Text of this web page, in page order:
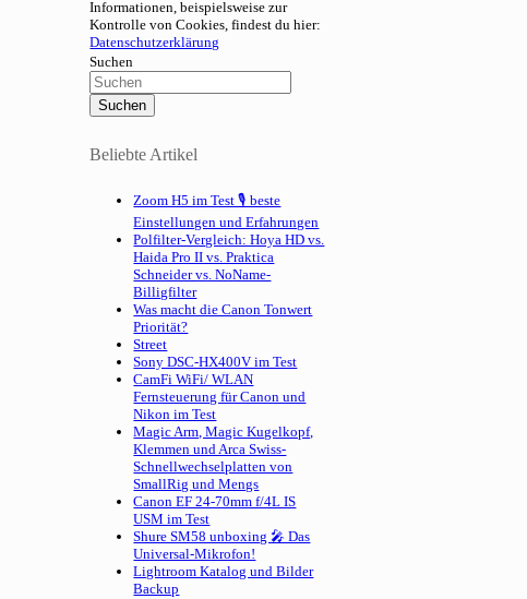
Informationen, beispielsweise zur
Kontrolle von Cookies, findest du hier:
Datenschutzerklärung
Suchen
Beliebte Artikel
Zoom H5 im Test 🎙 beste
Einstellungen und Erfahrungen
Polfilter-Vergleich: Hoya HD vs.
Haida Pro II vs. Praktica
Schneider vs. NoName-
Billigfilter
Was macht die Canon Tonwert
Priorität?
Street
Sony DSC-HX400V im Test
CamFi WiFi/ WLAN
Fernsteuerung für Canon und
Nikon im Test
Magic Arm, Magic Kugelkopf,
Klemmen und Arca Swiss-
Schnellwechselplatten von
SmallRig und Mengs
Canon EF 24-70mm f/4L IS
USM im Test
Shure SM58 unboxing 🎤 Das
Universal-Mikrofon!
Lightroom Katalog und Bilder
Backup